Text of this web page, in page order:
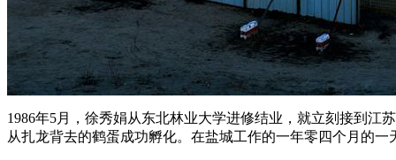
1986年5月，徐秀娟从东北林业大学进修结业，就立刻接到
从扎龙背去的鹤蛋成功孵化。在盐城工作的一年零四个月的